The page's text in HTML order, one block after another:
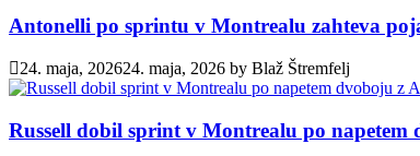
Antonelli po sprintu v Montrealu zahteva
24. maja, 202624. maja, 2026 by Blaž Štremfelj
Russell dobil sprint v Montrealu po napetem